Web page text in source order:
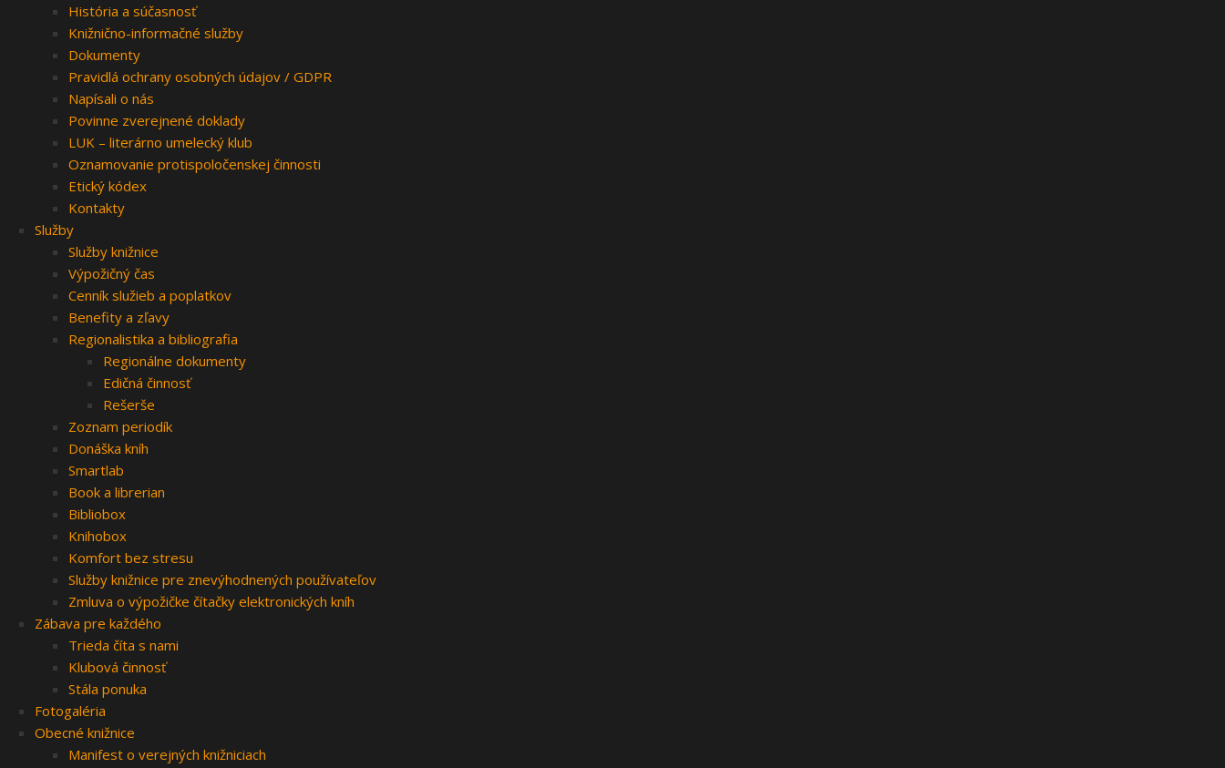
História a súčasnosť
Knižnično-informačné služby
Dokumenty
Pravidlá ochrany osobných údajov / GDPR
Napísali o nás
Povinne zverejnené doklady
LUK – literárno umelecký klub
Oznamovanie protispoločenskej činnosti
Etický kódex
Kontakty
Služby
Služby knižnice
Výpožičný čas
Cenník služieb a poplatkov
Benefity a zľavy
Regionalistika a bibliografia
Regionálne dokumenty
Edičná činnosť
Rešerše
Zoznam periodík
Donáška kníh
Smartlab
Book a librerian
Bibliobox
Knihobox
Komfort bez stresu
Služby knižnice pre znevýhodnených používateľov
Zmluva o výpožičke čítačky elektronických kníh
Zábava pre každého
Trieda číta s nami
Klubová činnosť
Stála ponuka
Fotogaléria
Obecné knižnice
Manifest o verejných knižniciach